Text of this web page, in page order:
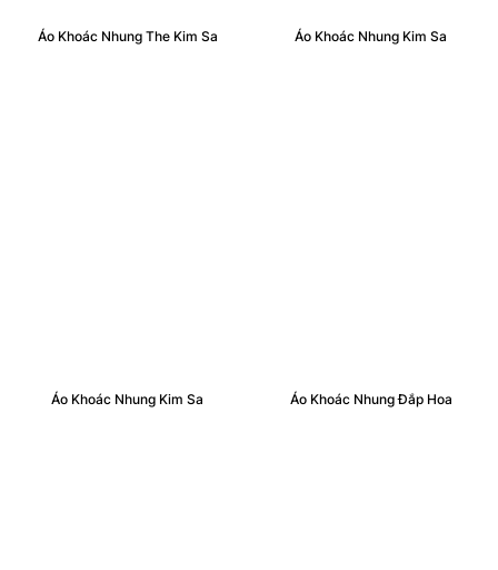
Áo Khoác Nhung The Kim Sa Áo Khoác Nhung Kim Sa
Áo Khoác Nhung Kim Sa Áo Khoác Nhung Đắp Hoa